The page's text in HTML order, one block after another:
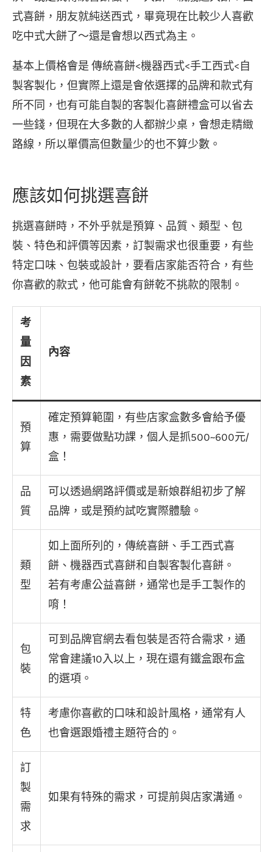
式喜餅，朋友就純送西式，畢竟現在比較少人喜歡
吃中式大餅了～還是會想以西式為主。
基本上價格會是 傳統喜餅<機器西式<手工西式<自
製客製化，但實際上還是會依選擇的品牌和款式有
所不同，也有可能自製的客製化喜餅禮盒可以省去
一些錢，但現在大多數的人都辦少桌，會想走精緻
路線，所以單價高但數量少的也不算少數。
應該如何挑選喜餅
挑選喜餅時，不外乎就是預算、品質、類型、包
裝、特色和評價等因素，訂製需求也很重要，有些
特定口味、包裝或設計，要看店家能否符合，有些
你喜歡的款式，他可能會有餅乾不挑款的限制。
考
量
因
素
內容
預
算
確定預算範圍，有些店家盒數多會給予優
惠，需要做點功課，個人是抓500~600元/
盒！
品
質
可以透過網路評價或是新娘群組初步了解
品牌，或是預約試吃實際體驗。
類
型
如上面所列的，傳統喜餅、手工西式喜
餅、機器西式喜餅和自製客製化喜餅。
若有考慮公益喜餅，通常也是手工製作的
唷！
包
裝
可到品牌官網去看包裝是否符合需求，通
常會建議10入以上，現在還有鐵盒跟布盒
的選項。
特
色
考慮你喜歡的口味和設計風格，通常有人
也會選跟婚禮主題符合的。
訂
製
需
求
如果有特殊的需求，可提前與店家溝通。